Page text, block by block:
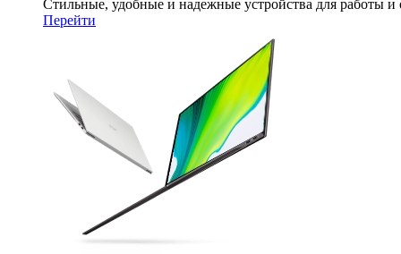
Стильные, удобные и надежные устройства для работы и
Перейти